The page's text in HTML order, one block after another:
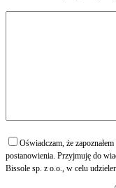
Oświadczam, że
postanowienia. Przyjmuję do
Bissole sp. z o.o., w celu